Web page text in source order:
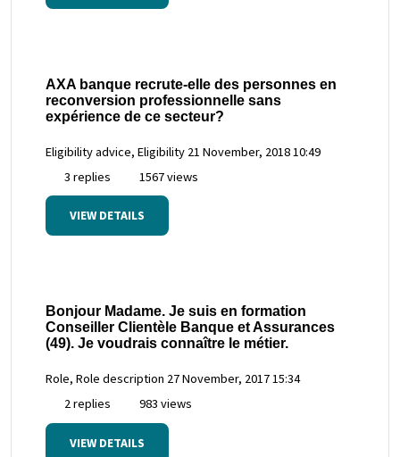
AXA banque recrute-elle des personnes en
reconversion professionnelle sans
expérience de ce secteur?
Eligibility advice, Eligibility 21 November, 2018 10:49
3 replies
1567 views
VIEW DETAILS
Bonjour Madame. Je suis en formation
Conseiller Clientèle Banque et Assurances
(49). Je voudrais connaître le métier.
Role, Role description 27 November, 2017 15:34
2 replies
983 views
VIEW DETAILS